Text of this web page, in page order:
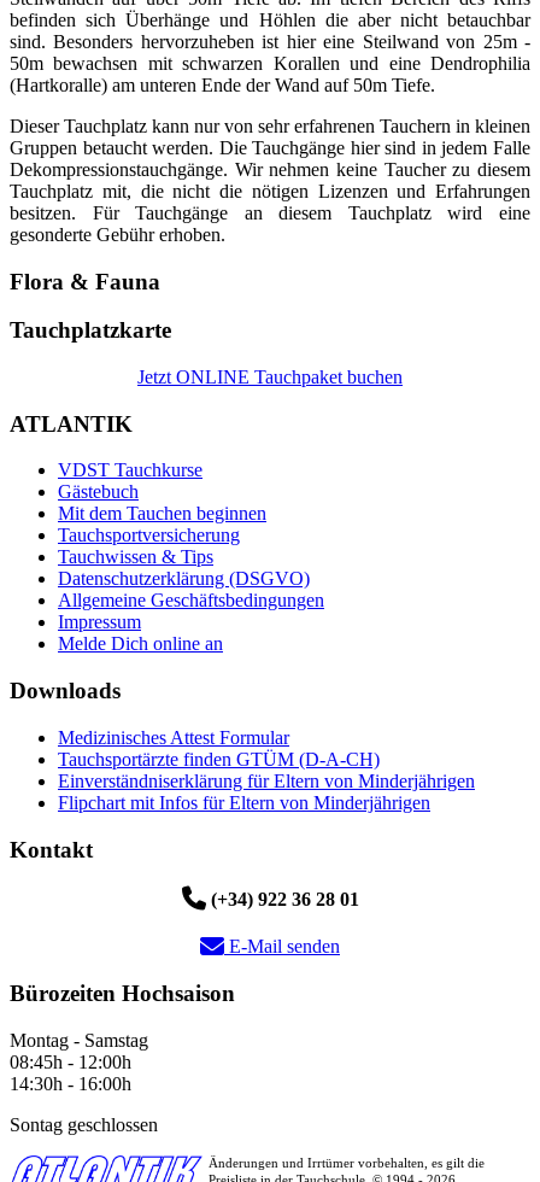
befinden sich Überhänge und Höhlen die aber nicht betauchbar
sind. Besonders hervorzuheben ist hier eine Steilwand von 25m -
50m bewachsen mit schwarzen Korallen und eine Dendrophilia
(Hartkoralle) am unteren Ende der Wand auf 50m Tiefe.
Dieser Tauchplatz kann nur von sehr erfahrenen Tauchern in kleinen
Gruppen betaucht werden. Die Tauchgänge hier sind in jedem Falle
Dekompressionstauchgänge. Wir nehmen keine Taucher zu diesem
Tauchplatz mit, die nicht die nötigen Lizenzen und Erfahrungen
besitzen. Für Tauchgänge an diesem Tauchplatz wird eine
gesonderte Gebühr erhoben.
Flora & Fauna
Tauchplatzkarte
Jetzt ONLINE Tauchpaket buchen
ATLANTIK
VDST Tauchkurse
Gästebuch
Mit dem Tauchen beginnen
Tauchsportversicherung
Tauchwissen & Tips
Datenschutzerklärung (DSGVO)
Allgemeine Geschäftsbedingungen
Impressum
Melde Dich online an
Downloads
Medizinisches Attest Formular
Tauchsportärzte finden GTÜM (D-A-CH)
Einverständniserklärung für Eltern von Minderjährigen
Flipchart mit Infos für Eltern von Minderjährigen
Kontakt
(+34) 922 36 28 01
E-Mail senden
Bürozeiten Hochsaison
Montag - Samstag
08:45h - 12:00h
14:30h - 16:00h
Sontag geschlossen
Änderungen und Irrtümer vorbehalten, es gilt die